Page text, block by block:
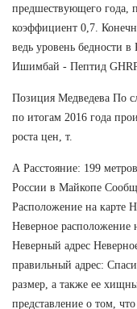
предшествующего
коэффициент 0,7.
ведь уровень бедности
Ишимбай - Пептид
Позиция Медведева По
по итогам 2016 года
роста цен, т.
А Расстояние: 199
России в Майкопе
Расположение на карте
Неверное расположение
Неверный адрес
правильный адрес:
размер, а также ее
представление о том,